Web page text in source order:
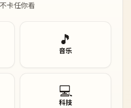
不卡任你看
🎵
音乐
💻
科技